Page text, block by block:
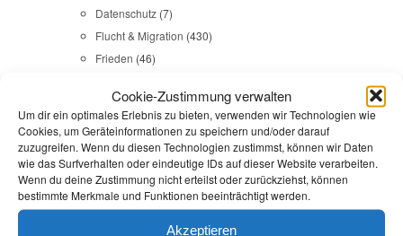
Cookie-Zustimmung verwalten
Um dir ein optimales Erlebnis zu bieten, verwenden wir Technologien wie
Cookies, um Geräteinformationen zu speichern und/oder darauf
zuzugreifen. Wenn du diesen Technologien zustimmst, können wir Daten
wie das Surfverhalten oder eindeutige IDs auf dieser Website verarbeiten.
Wenn du deine Zustimmung nicht erteilst oder zurückziehst, können
bestimmte Merkmale und Funktionen beeinträchtigt werden.
Akzeptieren
Datenschutz (7)
Flucht & Migration (430)
Frieden (46)
Gesundheit(43)
Gleichstellung
Internationales(65)
Kommunales(107)
LINKES(108)
NSU(29)